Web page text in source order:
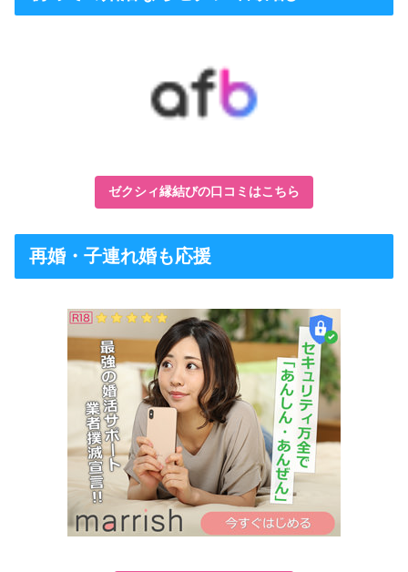
ゼクシィ縁結びの口コミはこちら
再婚・子連れ婚も応援